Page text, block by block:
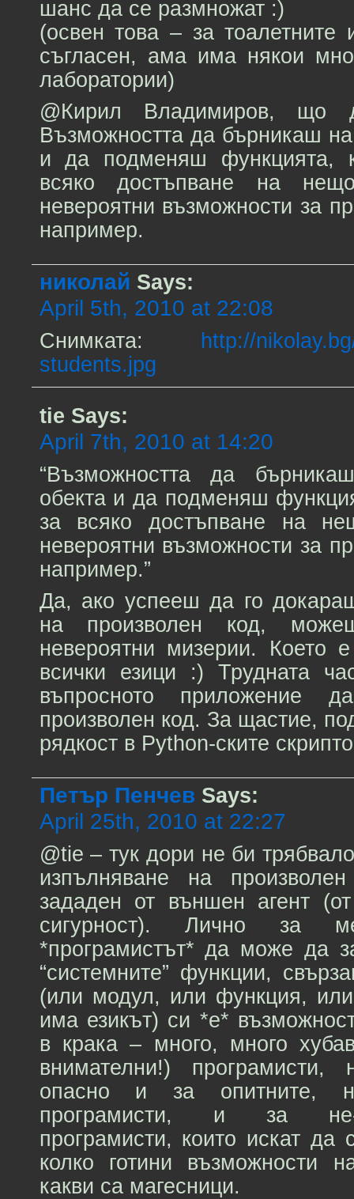
шанс да се размножат :)
(освен това – за тоалетните
съгласен, ама има някои
лаборатории)
@Кирил Владимиров,
Възможността да бърникаш
и да подменяш функцията,
всяко достъпване на
невероятни възможности за
например.
николай Says:
April 5th, 2010 at 22:08
Снимката:
http://
students.jpg
tie Says:
April 7th, 2010 at 14:20
“Възможността да
обекта и да подменяш
за всяко достъпване на
невероятни възможности за
например.”
Да, ако успееш да го
на произволен код,
невероятни мизерии. Което
всички езици :) Трудната
въпросното приложение
произволен код. За щастие,
рядкост в Python-ските
Петър Пенчев Says:
April 25th, 2010 at 22:27
@tie – тук дори не би
изпълняване на
зададен от външен агент
сигурност). Лично за
*програмистът* да може да
“системните” функции,
(или модул, или функция,
има езикът) си *е*
в крака – много, много
внимателни!)
опасно и за опитните,
програмисти, и за не-
програмисти, които искат да
колко готини възможности
какви са магесници.